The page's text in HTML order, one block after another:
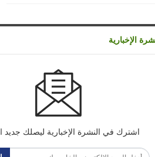
الإخبارية
اشترك في النشرة الإخبارية ليصلك جديد